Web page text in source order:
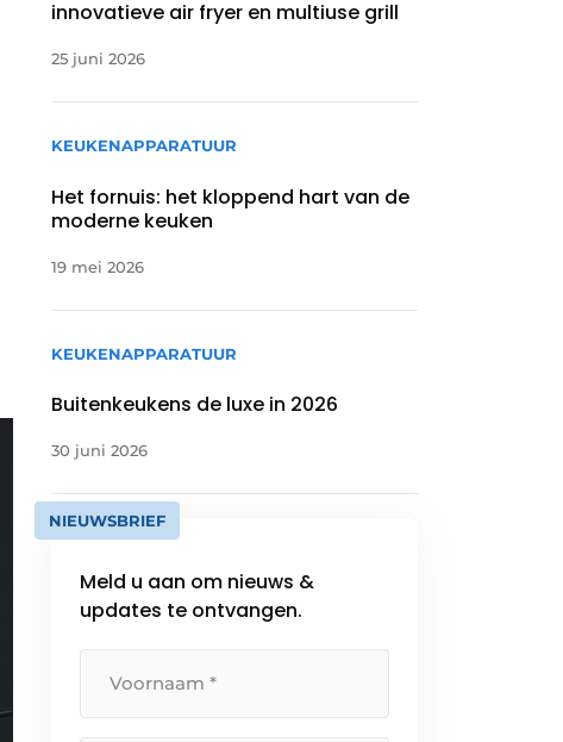
innovatieve air fryer en multiuse grill
25 juni 2026
KEUKENAPPARATUUR
Het fornuis: het kloppend hart van de
moderne keuken
19 mei 2026
KEUKENAPPARATUUR
Buitenkeukens de luxe in 2026
30 juni 2026
NIEUWSBRIEF
Meld u aan om nieuws &
updates te ontvangen.